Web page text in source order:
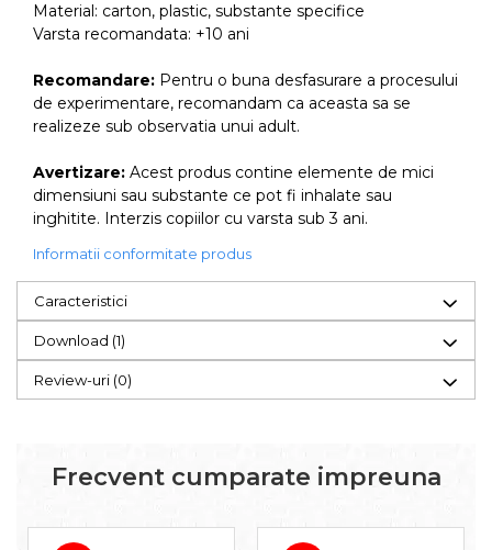
Material: carton, plastic, substante specifice
Varsta recomandata: +10 ani
Recomandare: Pentru o buna desfasurare a procesului
de experimentare, recomandam ca aceasta sa se
realizeze sub observatia unui adult.
Avertizare: Acest produs contine elemente de mici
dimensiuni sau substante ce pot fi inhalate sau
inghitite. Interzis copiilor cu varsta sub 3 ani.
Informatii conformitate produs
Caracteristici
Download (1)
Review-uri (0)
Frecvent cumparate impreuna